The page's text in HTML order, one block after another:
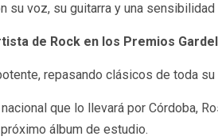
voz, su guitarra y una sensibilidad
de Rock en los Premios
repasando clásicos de toda
que lo llevará por Córdoba,
álbum de estudio.